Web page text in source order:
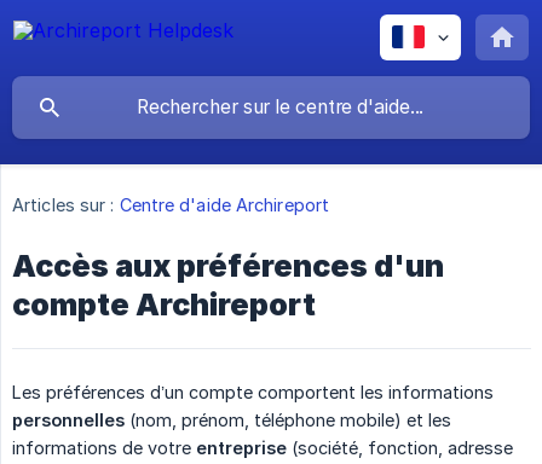
Articles sur : Centre d'aide Archireport
Accès aux préférences d'un
compte Archireport
Les préférences d’un compte comportent les informations
personnelles (nom, prénom, téléphone mobile) et les
informations de votre entreprise (société, fonction, adresse